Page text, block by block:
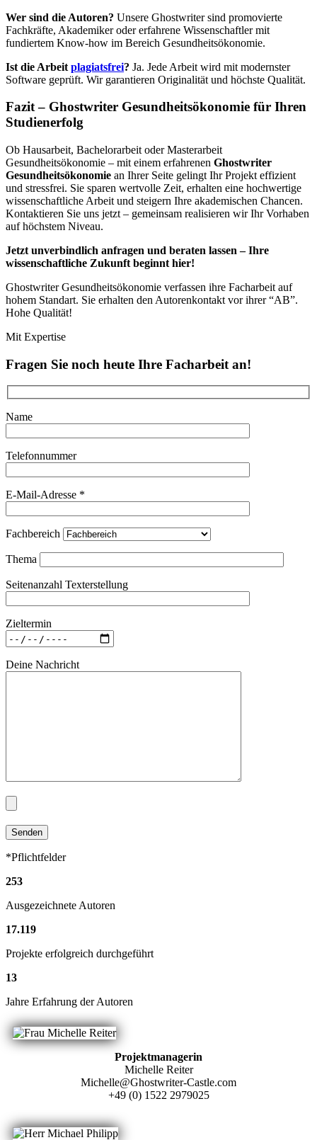
Wer sind die Autoren? Unsere Ghostwriter sind promovierte
Fachkräfte, Akademiker oder erfahrene Wissenschaftler mit
fundiertem Know-how im Bereich Gesundheitsökonomie.
Ist die Arbeit plagiatsfrei? Ja. Jede Arbeit wird mit modernster
Software geprüft. Wir garantieren Originalität und höchste Qualität.
Fazit – Ghostwriter Gesundheitsökonomie für Ihren
Studienerfolg
Ob Hausarbeit, Bachelorarbeit oder Masterarbeit
Gesundheitsökonomie – mit einem erfahrenen Ghostwriter
Gesundheitsökonomie an Ihrer Seite gelingt Ihr Projekt effizient
und stressfrei. Sie sparen wertvolle Zeit, erhalten eine hochwertige
wissenschaftliche Arbeit und steigern Ihre akademischen Chancen.
Kontaktieren Sie uns jetzt – gemeinsam realisieren wir Ihr Vorhaben
auf höchstem Niveau.
Jetzt unverbindlich anfragen und beraten lassen – Ihre
wissenschaftliche Zukunft beginnt hier!
Ghostwriter Gesundheitsökonomie verfassen ihre Facharbeit auf
hohem Standart. Sie erhalten den Autorenkontakt vor ihrer “AB”.
Hohe Qualität!
Mit Expertise
Fragen Sie noch heute Ihre Facharbeit an!
Name
Telefonnummer
E-Mail-Adresse *
Fachbereich
Thema
Seitenanzahl Texterstellung
Zieltermin
Deine Nachricht
*Pflichtfelder
253
Ausgezeichnete Autoren
17.119
Projekte erfolgreich durchgeführt
13
Jahre Erfahrung der Autoren
Projektmanagerin
Michelle Reiter
Michelle@Ghostwriter-Castle.com
+49 (0) 1522 2979025